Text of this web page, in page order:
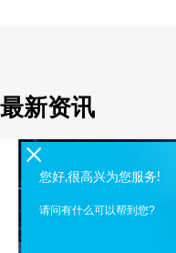
最新资讯
您好,很高兴为您服务!
请问有什么可以帮到您?